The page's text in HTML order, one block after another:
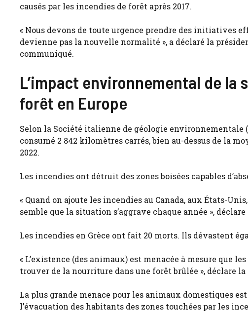
causés par les incendies de forêt après 2017.
« Nous devons de toute urgence prendre des initiatives
devienne pas la nouvelle normalité », a déclaré la
communiqué.
L’impact environnemental de la
forêt en Europe
Selon la Société italienne de géologie environnementale
consumé 2 842 kilomètres carrés, bien au-dessus de la
2022.
Les incendies ont détruit des zones boisées capables
« Quand on ajoute les incendies au Canada, aux États-
semble que la situation s’aggrave chaque année »,
Les incendies en Grèce ont fait 20 morts. Ils dévastent
« L’existence (des animaux) est menacée à mesure que
trouver de la nourriture dans une forêt brûlée », déclare
La plus grande menace pour les animaux domestiques
l’évacuation des habitants des zones touchées par les